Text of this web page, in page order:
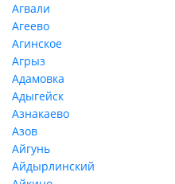
Агвали
Агеево
Агинское
Агрыз
Адамовка
Адыгейск
Азнакаево
Азов
Айгунь
Айдырлинский